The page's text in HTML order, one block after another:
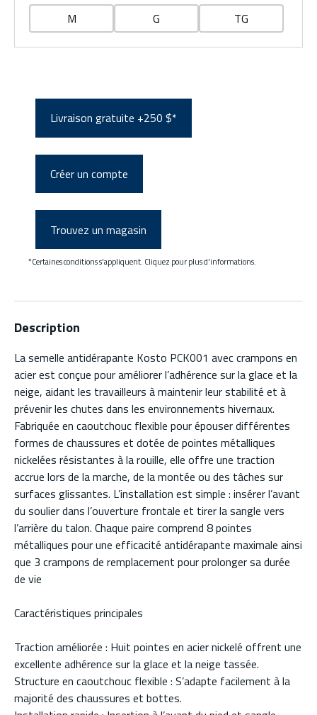
M
G TG
Livraison gratuite +250 $*
Créer un compte
Trouvez un magasin
*Certaines conditions s'appliquent. Cliquez pour plus d'informations.
Description
La semelle antidérapante Kosto PCK001 avec crampons en
acier est conçue pour améliorer l’adhérence sur la glace et la
neige, aidant les travailleurs à maintenir leur stabilité et à
prévenir les chutes dans les environnements hivernaux.
Fabriquée en caoutchouc flexible pour épouser différentes
formes de chaussures et dotée de pointes métalliques
nickelées résistantes à la rouille, elle offre une traction
accrue lors de la marche, de la montée ou des tâches sur
surfaces glissantes. L’installation est simple : insérer l’avant
du soulier dans l’ouverture frontale et tirer la sangle vers
l’arrière du talon. Chaque paire comprend 8 pointes
métalliques pour une efficacité antidérapante maximale ainsi
que 3 crampons de remplacement pour prolonger sa durée
de vie
Caractéristiques principales
Traction améliorée : Huit pointes en acier nickelé offrent une
excellente adhérence sur la glace et la neige tassée.
Structure en caoutchouc flexible : S’adapte facilement à la
majorité des chaussures et bottes.